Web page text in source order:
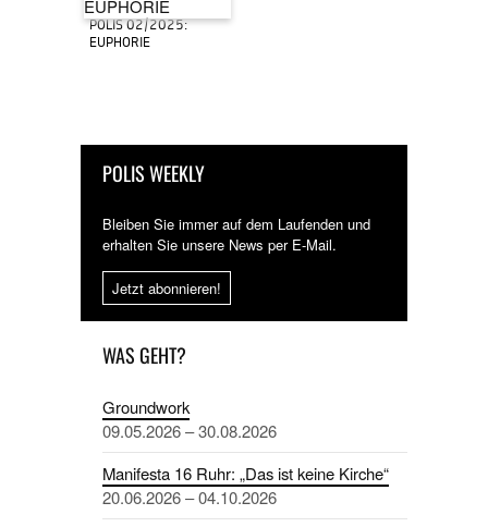
POLIS 02/2025:
EUPHORIE
POLIS WEEKLY
Bleiben Sie immer auf dem Laufenden und
erhalten Sie unsere News per E-Mail.
Jetzt abonnieren!
WAS GEHT?
Groundwork
09.05.2026 – 30.08.2026
Manifesta 16 Ruhr: „Das ist keine Kirche“
20.06.2026 – 04.10.2026